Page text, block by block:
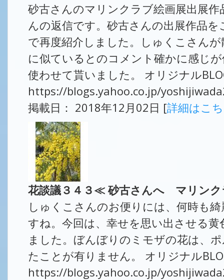
砂古さんのマリンクラブ絵画展出展
んの返信です。砂古さんの出展作品
で再度紹介しました。しゅくこさん
に似ているとのコメント確かに感じ
使わせて貰いました。 オリジナル
https://blogs.yahoo.co.jp/
掲載日： 2018年12月02日 [詳細はこ
花談議３４３≪ 砂古さんへ マリン
しゅくこさんのお便りには、何時も
すね。今回は、幸せを思い出させる
ました。ぼんぼりのミモザの花は、
たことが有りません。 オリジナル
https://blogs.yahoo.co.jp/